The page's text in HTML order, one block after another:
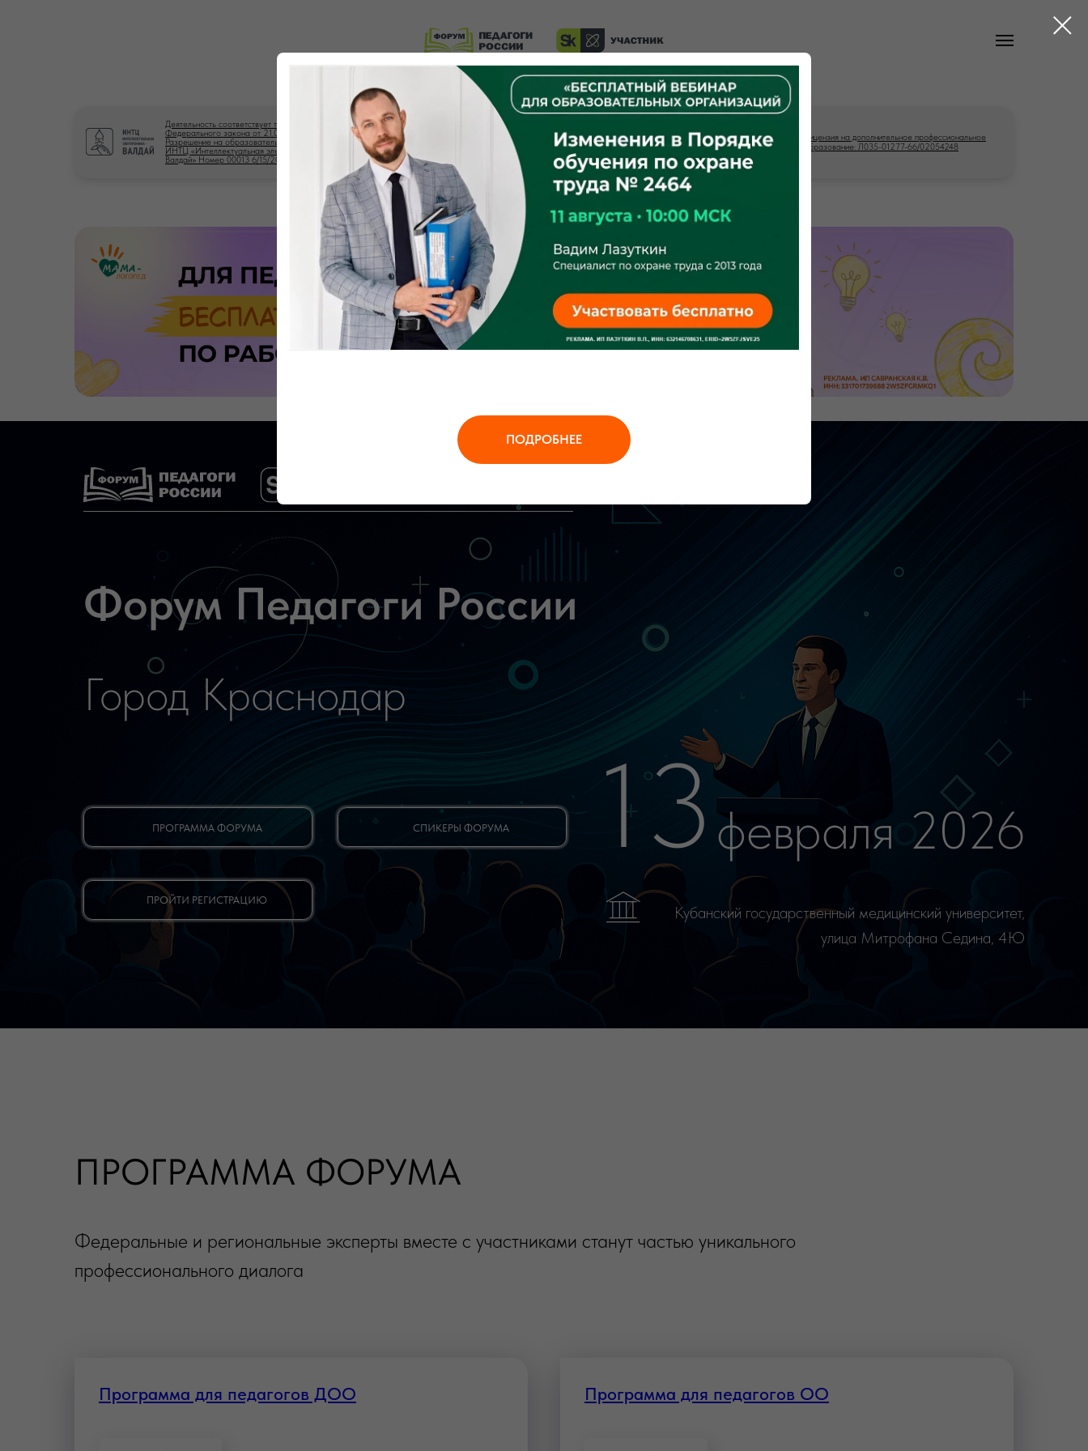
Резидент Сколково по инновационному приоритету
«Повышение эффективности образовательных
программ».
Лицензия на дополнительное профессиональное
образование: Л035-01277-66/02054248
Деятельность соответствует требованиям
Федерального закона от 21.04.2025 № 86-ФЗ.
Разрешение на образовательную деятельность
ИНТЦ «Интеллектуальная электроника -
Валдай» Номер 00013 6/15/2026
ПОДРОБНЕЕ
Форум Педагоги России
Город Краснодар
13февраля 2026
Кубанский государственный медицинский университет,
улица Митрофана Седина, 4Ю
ПРОЙТИ РЕГИСТРАЦИЮ
ПРОГРАММА ФОРУМА
Федеральные и региональные эксперты вместе с участниками станут частью уникального
профессионального диалога
Программа для педагогов ДОО Программа для педагогов ОО